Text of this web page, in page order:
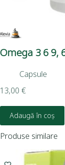
Omega 3 6 9,
Capsule
13,00 €
Adaugă în coș
Produse similare